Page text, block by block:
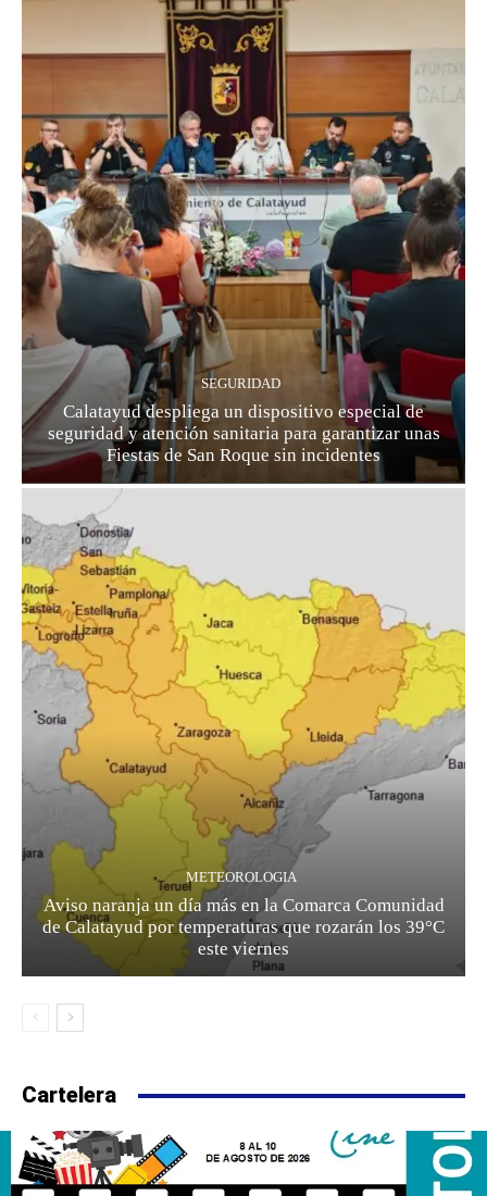
SEGURIDAD
Calatayud despliega un dispositivo especial de
seguridad y atención sanitaria para garantizar unas
Fiestas de San Roque sin incidentes
METEOROLOGIA
Aviso naranja un día más en la Comarca Comunidad
de Calatayud por temperaturas que rozarán los 39°C
este viernes
Cartelera